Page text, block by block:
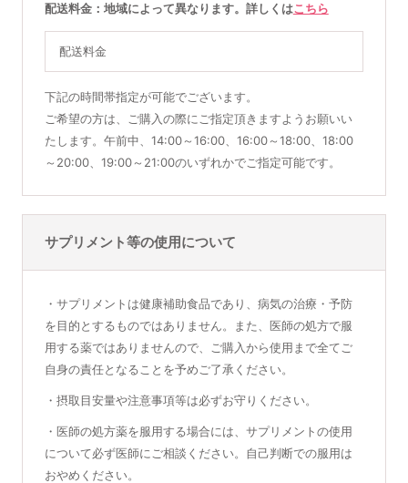
配送料金
地域によって異なります。詳しくはこちら
配送料金
下記の時間帯指定が可能でございます。
ご希望の方は、ご購入の際にご指定頂きますようお願いい
たします。午前中、14:00～16:00、16:00～18:00、18:00
～20:00、19:00～21:00のいずれかでご指定可能です。
サプリメント等の使用について
・サプリメントは健康補助食品であり、病気の治療・予防
を目的とするものではありません。また、医師の処方で服
用する薬ではありませんので、ご購入から使用まで全てご
自身の責任となることを予めご了承ください。
・摂取目安量や注意事項等は必ずお守りください。
・医師の処方薬を服用する場合には、サプリメントの使用
について必ず医師にご相談ください。自己判断での服用は
おやめください。